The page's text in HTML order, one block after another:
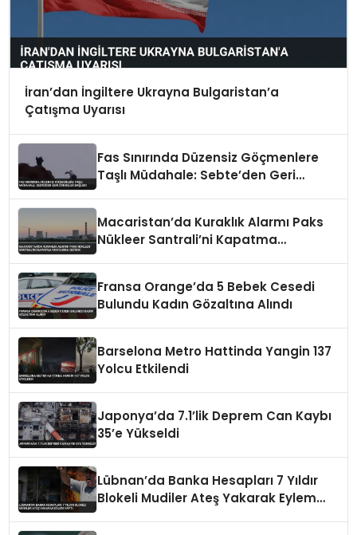
İran’dan İngiltere Ukrayna Bulgaristan’a
Çatışma Uyarısı
Fas Sınırında Düzensiz Göçmenlere
Taşlı Müdahale: Sebte’den Geri
Macaristan’da Kuraklık Alarmı Paks
Nükleer Santrali’ni Kapatma
Fransa Orange’da 5 Bebek Cesedi
Bulundu Kadın Gözaltına Alındı
Barselona Metro Hattinda Yangin 137
Yolcu Etkilendi
Japonya’da 7.1’lik Deprem Can Kaybı
35’e Yükseldi
Lübnan’da Banka Hesapları 7 Yıldır
Blokeli Mudiler Ateş Yakarak Eylem